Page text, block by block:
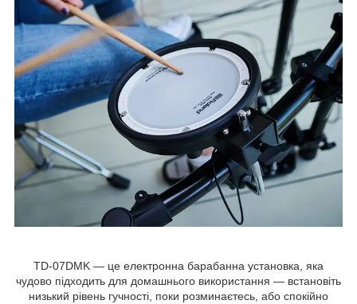
TD-07DMK — це електронна барабанна установка, яка
чудово підходить для домашнього використання — встановіть
низький рівень гучності, поки розминаєтесь, або спокійно